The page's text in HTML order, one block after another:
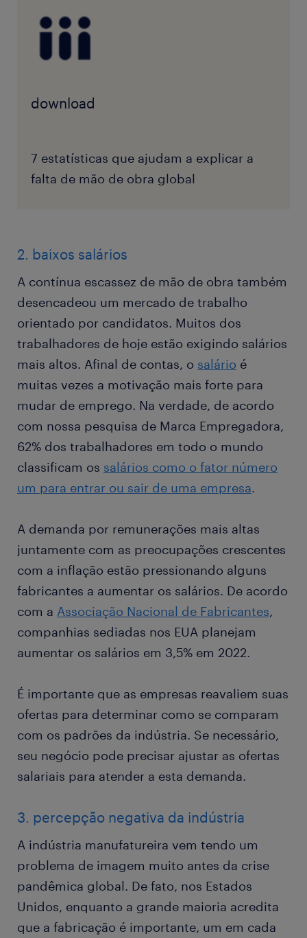
download
7 estatísticas que ajudam a explicar a
falta de mão de obra global
2. baixos salários
A contínua escassez de mão de obra também
desencadeou um mercado de trabalho
orientado por candidatos. Muitos dos
trabalhadores de hoje estão exigindo salários
mais altos. Afinal de contas, o salário é
muitas vezes a motivação mais forte para
mudar de emprego. Na verdade, de acordo
com nossa pesquisa de Marca Empregadora,
62% dos trabalhadores em todo o mundo
classificam os salários como o fator número
um para entrar ou sair de uma empresa.
A demanda por remunerações mais altas
juntamente com as preocupações crescentes
com a inflação estão pressionando alguns
fabricantes a aumentar os salários. De acordo
com a Associação Nacional de Fabricantes,
companhias sediadas nos EUA planejam
aumentar os salários em 3,5% em 2022.
É importante que as empresas reavaliem suas
ofertas para determinar como se comparam
com os padrões da indústria. Se necessário,
seu negócio pode precisar ajustar as ofertas
salariais para atender a esta demanda.
3. percepção negativa da indústria
A indústria manufatureira vem tendo um
problema de imagem muito antes da crise
pandêmica global. De fato, nos Estados
Unidos, enquanto a grande maioria acredita
que a fabricação é importante, um em cada